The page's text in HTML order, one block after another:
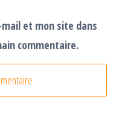
et mon site dans
commentaire.